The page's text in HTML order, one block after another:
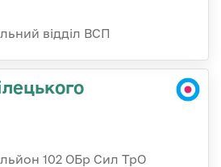
відділ ВСП
102 ОБр Сил ТрО